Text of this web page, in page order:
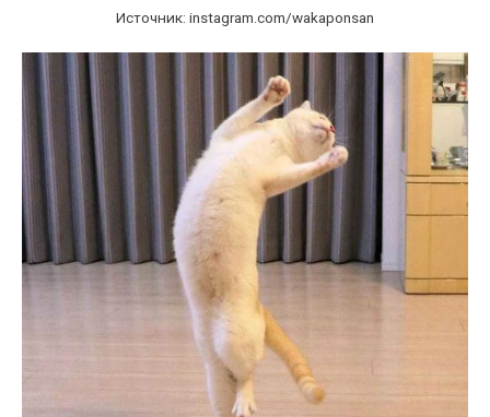
Источник: instagram.com/wakaponsan